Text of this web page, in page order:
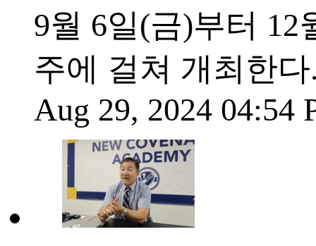
9월 6일(금)부터 12
주에 걸쳐 개최한
Aug 29, 2024 04:54